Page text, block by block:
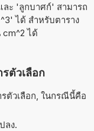
ะ 'ลูกบาศก์' สามารถ
ได้ สำหรับตาราง
cm^2 ได้
ตัวเลือก
ตัวเลือก, ในกรณีนี้คือ
ลง.